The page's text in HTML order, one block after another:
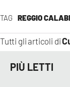
TAG REGGIO
Tutti gli articoli di
PIÙ LETTI